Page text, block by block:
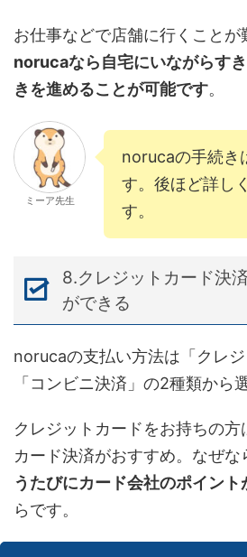
お仕事などで店舗に行くことが
norucaなら自宅にいながらす
きを進めることが可能です。
ミーア先生
norucaの手続き
す。後ほど詳し
す。
8.クレジットカード決
ができる
norucaの支払い方法は「クレジ
「コンビニ決済」の2種類から
クレジットカードをお持ちの方
カード決済がおすすめ。なぜな
うたびにカード会社のポイン
らです。